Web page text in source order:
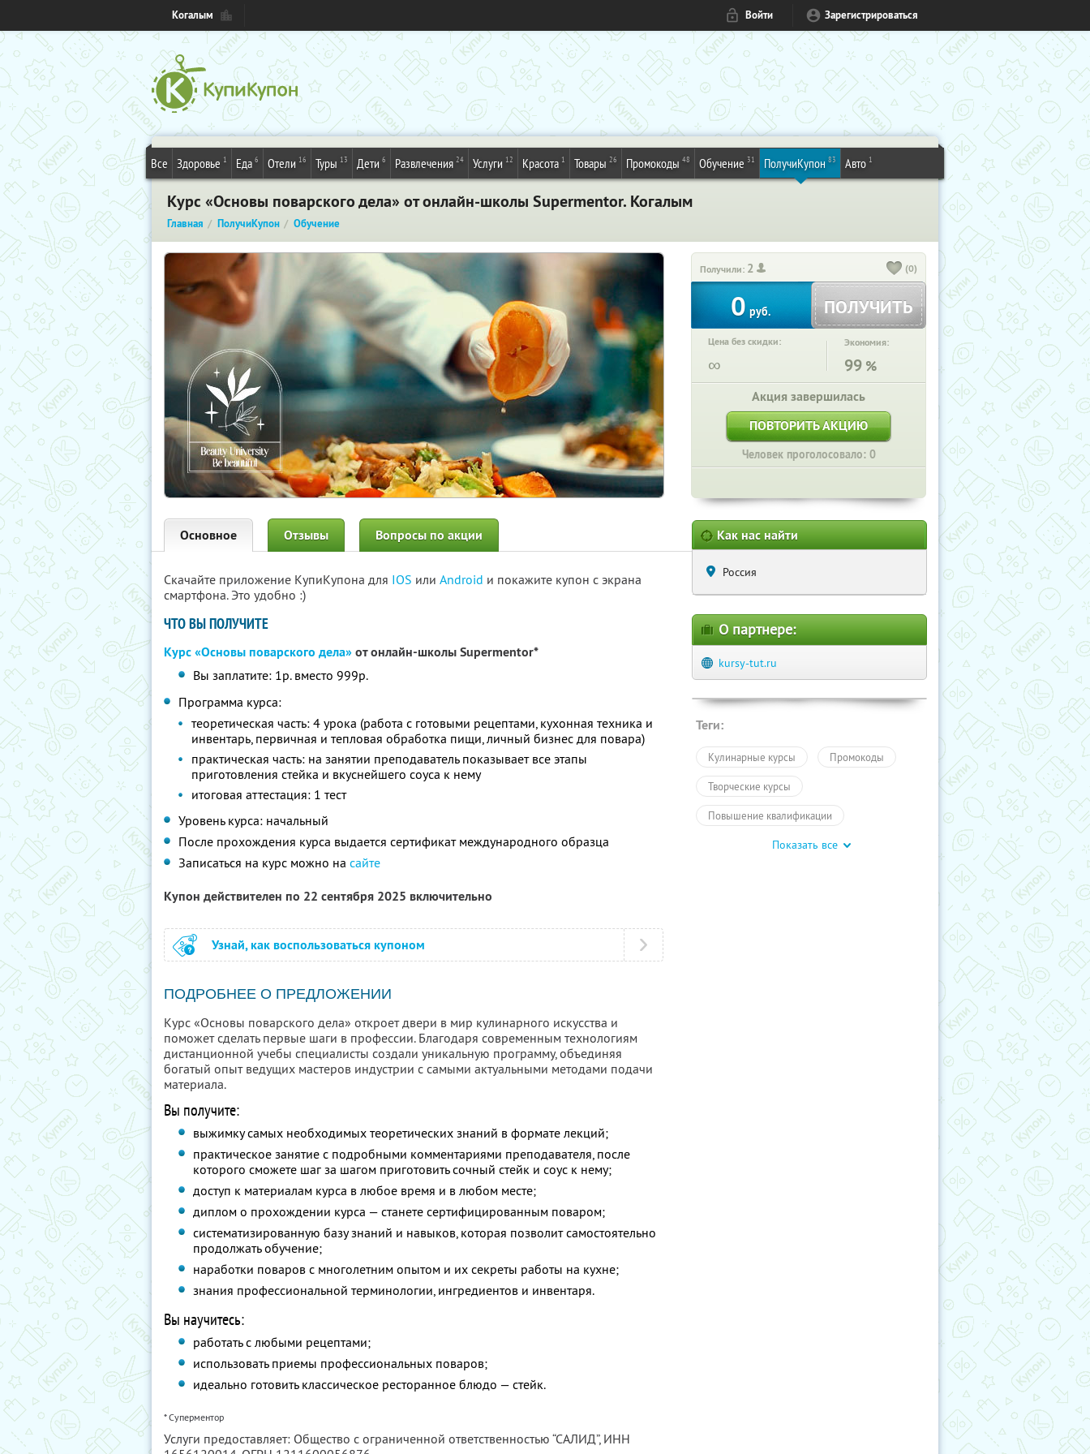
Когалым Войти Зарегистрироваться
Все Здоровье 1 Еда 6 Отели 16 Туры 13 Дети 6 Развлечения 24 Услуги 12 Красота 1 Товары 26 Промокоды 48 Обучение 31 ПолучиКупон 83 Авто 1
Курс «Основы поварского дела» от онлайн-школы Supermentor. Когалым
Главная ПолучиКупон Обучение
Получили: 2 (0)
0 руб. ПОЛУЧИТЬ
Цена без скидки:
∞
Экономия:
99 %
Акция завершилась
ПОВТОРИТЬ АКЦИЮ
Человек проголосовало: 0
Основное Отзывы Вопросы по акции
Скачайте приложение КупиКупона для IOS или Android и покажите купон с экрана
смартфона. Это удобно :)
ЧТО ВЫ ПОЛУЧИТЕ
Курс «Основы поварского дела»от онлайн-школы Supermentor*
Вы заплатите: 1р. вместо 999р.
Программа курса:
теоретическая часть: 4 урока (работа с готовыми рецептами, кухонная техника и
инвентарь, первичная и тепловая обработка пищи, личный бизнес для повара)
практическая часть: на занятии преподаватель показывает все этапы
приготовления стейка и вкуснейшего соуса к нему
итоговая аттестация: 1 тест
Уровень курса: начальный
После прохождения курса выдается сертификат международного образца
Записаться на курс можно на сайте
Купон действителен по 22 сентября 2025 включительно
Узнай, как воспользоваться купоном
ПОДРОБНЕЕ О ПРЕДЛОЖЕНИИ
Курс «Основы поварского дела» откроет двери в мир кулинарного искусства и
поможет сделать первые шаги в профессии. Благодаря современным технологиям
дистанционной учебы специалисты создали уникальную программу, объединяя
богатый опыт ведущих мастеров индустрии с самыми актуальными методами подачи
материала.
Вы получите:
выжимку самых необходимых теоретических знаний в формате лекций;
практическое занятие с подробными комментариями преподавателя, после
которого сможете шаг за шагом приготовить сочный стейк и соус к нему;
доступ к материалам курса в любое время и в любом месте;
диплом о прохождении курса — станете сертифицированным поваром;
систематизированную базу знаний и навыков, которая позволит самостоятельно
продолжать обучение;
наработки поваров с многолетним опытом и их секреты работы на кухне;
знания профессиональной терминологии, ингредиентов и инвентаря.
Вы научитесь:
работать с любыми рецептами;
использовать приемы профессиональных поваров;
идеально готовить классическое ресторанное блюдо — стейк.
* Суперментор
Услуги предоставляет: Общество с ограниченной ответственностью “САЛИД”, ИНН
Как нас найти
Россия
О партнере:
kursy-tut.ru
Теги:
Кулинарные курсы Промокоды
Творческие курсы
Повышение квалификации
ПолучиКупон
Показать все